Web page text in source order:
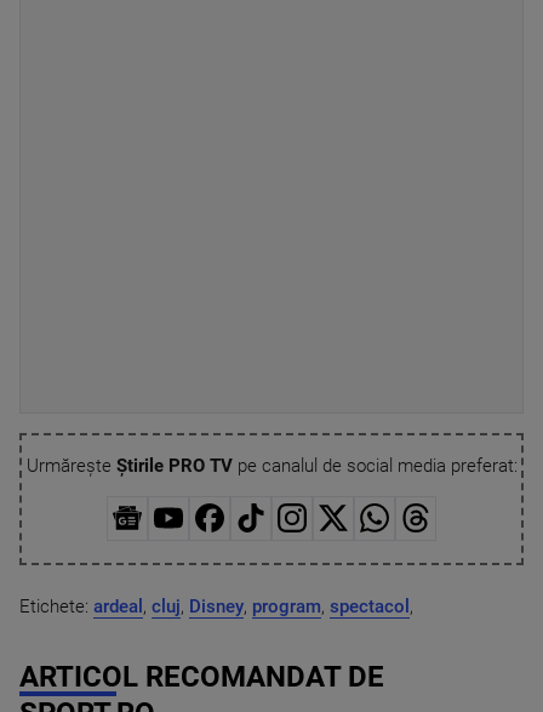
Urmărește Știrile PRO TVpe canalul de social media preferat:
Etichete: ardeal , cluj, Disney, program, spectacol ,
ARTICOL RECOMANDAT DE